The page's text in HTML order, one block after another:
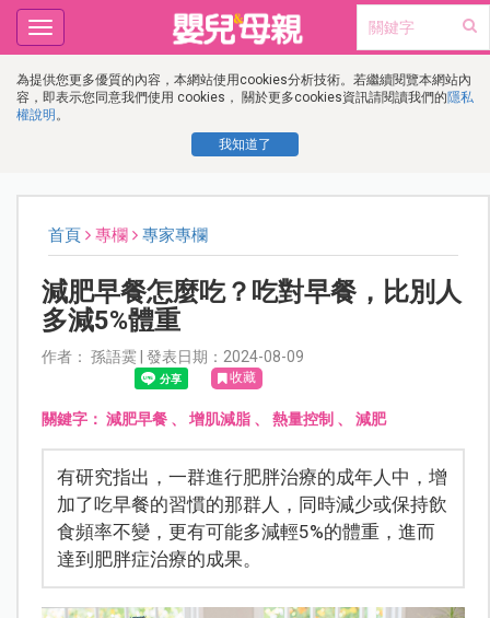
為提供您更多優質的內容，本網站使用cookies分析技術。若繼續閱覽本網站內
容，即表示您同意我們使用 cookies， 關於更多cookies資訊請閱讀我們的隱私
權說明 。
我知道了
Toggle
navigation
首頁 專欄 專家專欄
減肥早餐怎麼吃？吃對早餐，比別人
多減5%體重
作者： 孫語霙 | 發表日期：2024-08-09
收藏
關鍵字： 減肥早餐、 增肌減脂、 熱量控制 、 減肥
有研究指出，一群進行肥胖治療的成年人中，增
加了吃早餐的習慣的那群人，同時減少或保持飲
食頻率不變，更有可能多減輕5%的體重，進而
達到肥胖症治療的成果。